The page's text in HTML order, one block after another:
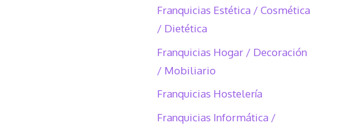
Franquicias Estética / Cosmética
/ Dietética
Franquicias Hogar / Decoración
/ Mobiliario
Franquicias Hostelería
Franquicias Informática /